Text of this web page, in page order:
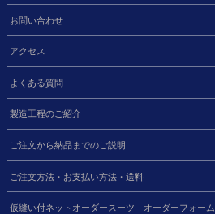
お問い合わせ
アクセス
よくある質問
製造工程のご紹介
ご注文から納品までのご説明
ご注文方法・お支払い方法・送料
仮縫い付ネットオーダースーツ オーダーフォーム